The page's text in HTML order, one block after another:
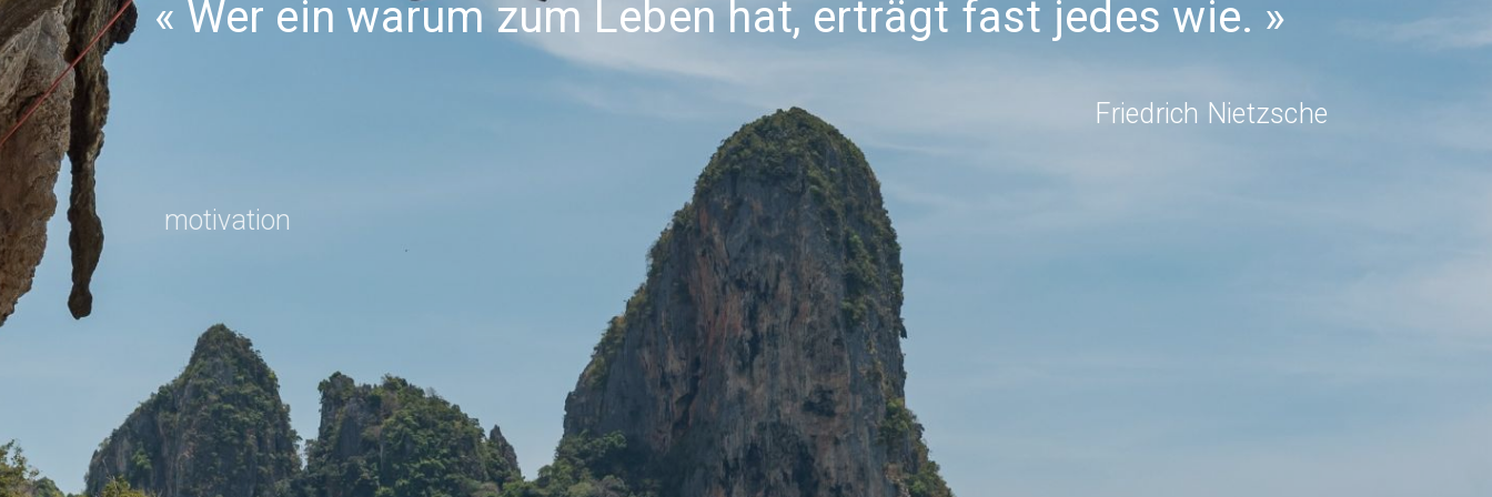
Wer ein warum zum Leben hat, erträgt fast jedes wie.
Friedrich Nietzsche
motivation